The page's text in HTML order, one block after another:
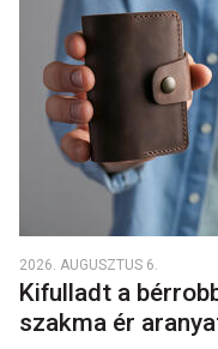
2026. AUGUSZTUS 6.
Kifulladt a
szakma ér